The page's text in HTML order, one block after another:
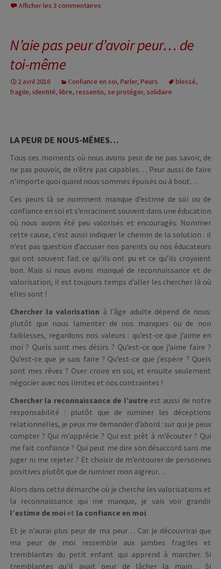
Afficher les 3 commentaires
N’aie pas peur d’avoir peur… de
toi-même
2 avril 2016 Confiance en soi, Parler, Peurs blessé,
fragile, identité, libre, ressentis, se protéger, solidaire
LA PEUR DE NOUS-MÊMES…
Tous ces moments où nous avons peur de ne pas savoir, de
ne pas pouvoir, de n’être pas capables… Peur aussi de faire
n’importe quoi quand nous sommes épuisés ou à bout…
Ces peurs là se nomment manque d’estime de soi ou de
confiance en soi et s’enracinent souvent dans une éducation
où nous avons été peu valorisés et encouragés. Nommer
cette cause, c’est aussi indiquer le chemin de la solution : il
n’est pas question d’accuser nos parents ou nos éducateurs
qui ont souvent fait ce qu’ils ont pu et ce qu’ils croyaient
bon. Mais si nous avons manqué de reconnaissance et de
valorisation, il est toujours temps d’aller les chercher là où
elles sont !
Chercher la valorisation à l’âge adulte dépend de nous:
plutôt que nous lamenter de nos manques ou de non
faiblesses, regardons nos valeurs : qu’est-ce que j’aime en
moi ? Quels sont mes désirs ? Qu’est-ce que j’aime faire ?
Qu’est-ce que je sais faire ? Qu’est-ce que j’espère ? Quels
sont mes rêves ? Oser croire en soi, et ensuite seulement
négocier avec nos limites et nos contraintes !
Chercher la reconnaissance de l’autreest aussi de notre
responsabilité : plutôt que de ruminer les déceptions
relationnelles, je peux me demander d’abord : sur qui je peux
compter ? Qui m’apprécie ? Qui est prêt à m’écouter ? Qui
me fait confiance ? Qui peut me dire son désaccord sans me
juger ni me rejeter ? Et choisir de m’entourer de personnes
positives plutôt que de ruminer mon aigreur…
Alors dans cette démarche où je cherche les valorisations et
la reconnaissance qui me manque, je vais voir grandir
l’estime de moi et la confiance en moi.
Et je n’aurai plus peur de ma peur… Car je découvrirai que
ma peur de moi ressemble aux jambes fragiles et
tremblantes du petit enfant qui apprend à marcher. Si
tremblantes qu’il avait peur de lâcher la main… Si